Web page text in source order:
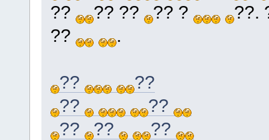
??
?? ?? ?? ?
??.
??
.
??
??
??
??
??
??
??